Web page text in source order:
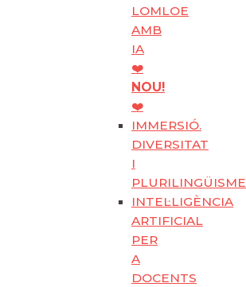
LOMLOE
AMB
IA
❤️
NOU!
❤️
IMMERSIÓ.
DIVERSITAT
I
PLURILINGÜISME
INTEL·LIGÈNCIA
ARTIFICIAL
PER
A
DOCENTS